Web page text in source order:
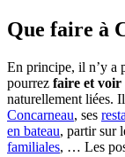
Que faire à
En principe, il n’y a
pourrez faire et voir
naturellement liées.
Concarneau, ses
en bateau, partir sur
familiales, … Les